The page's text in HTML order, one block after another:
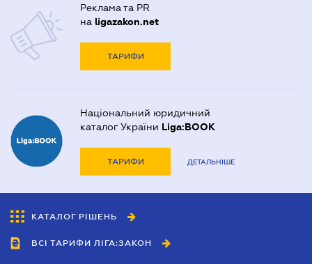
Реклама та PR
на ligazakon.net
ТАРИФИ
Національний юридичний
каталог України Liga:BOOK
ТАРИФИ ДЕТАЛЬНІШЕ
КАТАЛОГ РІШЕНЬ
ВСІ ТАРИФИ ЛІГА:ЗАКОН